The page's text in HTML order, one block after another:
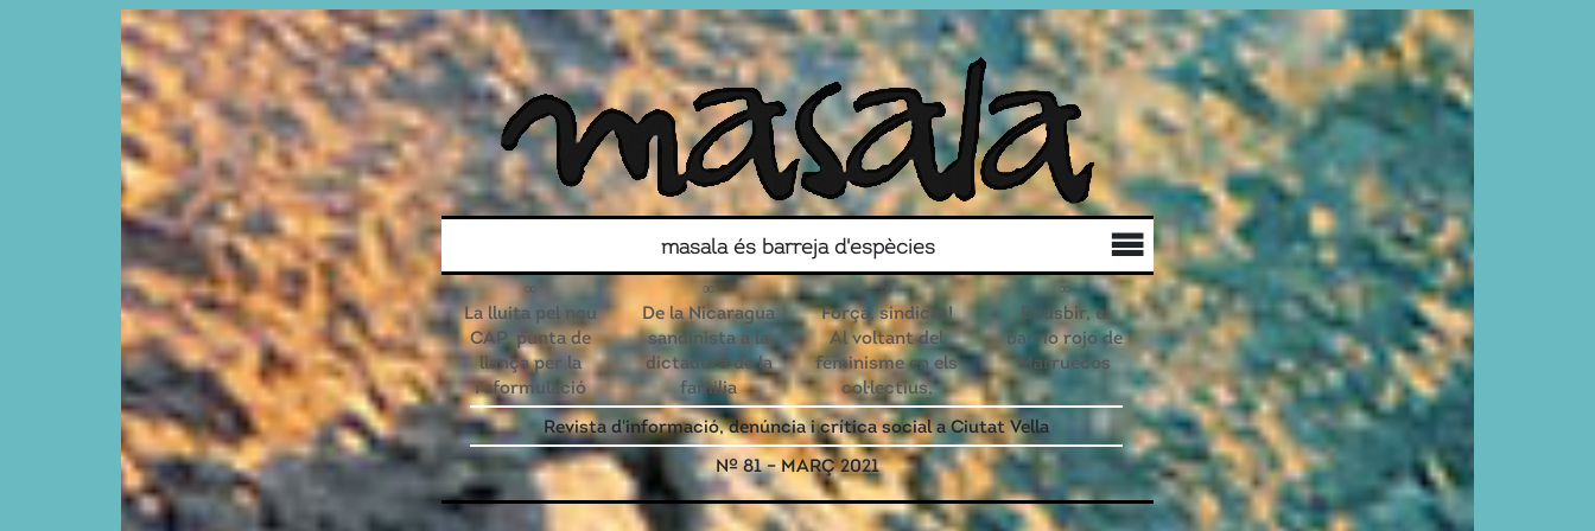
masala és barreja d'espècies Qui som
Search for
La lluita pel nou
CAP, punta de
llança per la
reformulació
postpandèmica
del Gòtic
De la Nicaragua
sandinista a la
dictadura de la
familia
Força, sindicat!
Al voltant del
feminisme en els
col·lectius,
també en els
d’habitatge
Bousbir, el
barrio rojo de
Marruecos
Revista d'informació, denúncia i crítica social a Ciutat Vella
Nº 81 – MARÇ 2021